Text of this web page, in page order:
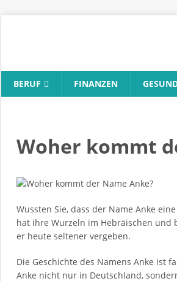
BERUF FINANZEN
Woher kommt
Wussten Sie, dass der Name Anke
hat ihre Wurzeln im Hebräischen und
er heute seltener vergeben.
Die Geschichte des Namens Anke ist
Anke nicht nur in Deutschland,